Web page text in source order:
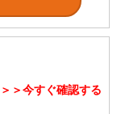
＞＞今すぐ確認する